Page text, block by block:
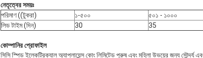
নেতৃত্বের সময়ঃ
পরিমাণ ((টুকরা)
১-৫০০ ৫০১ - ১০০০
লিড টাইম (দিন)
30 35
কোম্পানির প্রোফাইল
সিসি স্পিড ইলেকট্রিক্যাল অ্যাপ্লায়েন্স কোং লিমিটেড পুরুষ এবং মহিলা উভয়ের জন্য সৌন্দর্য